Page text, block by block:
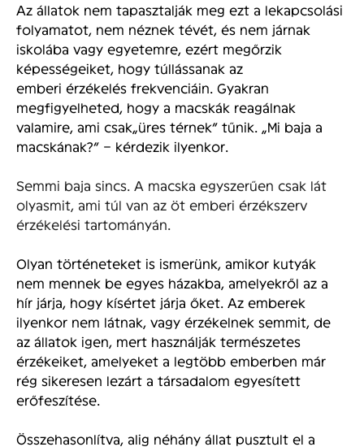
Az állatok nem tapasztalják meg ezt a lekapcsolási
folyamatot, nem néznek tévét, és nem járnak
iskolába vagy egyetemre, ezért megőrzik
képességeiket, hogy túllássanak az
emberi érzékelés frekvenciáin. Gyakran
megfigyelheted, hogy a macskák reagálnak
valamire, ami csak„üres térnek” tűnik. „Mi baja a
macskának?” – kérdezik ilyenkor.
Semmi baja sincs. A macska egyszerűen csak lát
olyasmit, ami túl van az öt emberi érzékszerv
érzékelési tartományán.
Olyan történeteket is ismerünk, amikor kutyák
nem mennek be egyes házakba, amelyekről az a
hír járja, hogy kísértet járja őket. Az emberek
ilyenkor nem látnak, vagy érzékelnek semmit, de
az állatok igen, mert használják természetes
érzékeiket, amelyeket a legtöbb emberben már
rég sikeresen lezárt a társadalom egyesített
erőfeszítése.
Összehasonlítva, alig néhány állat pusztult el a